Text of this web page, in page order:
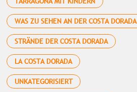
WAS ZU SEHEN AN DER COSTA DORADA
STRÄNDE DER COSTA DORADA
LA COSTA DORADA
UNKATEGORISIERT